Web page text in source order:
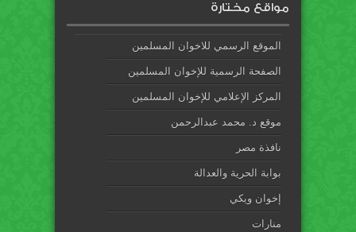
مواقع مختارة
الموقع الرسمي للاخوان المسلمين
الصفحة الرسمية للإخوان المسلمين
المركز الإعلامي للإخوان المسلمين
موقع د. محمد عبدالرحمن
نافذة مصر
بوابة الحرية والعدالة
إخوان ويكي
منارات